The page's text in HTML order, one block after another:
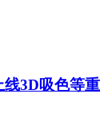
3D吸色等重